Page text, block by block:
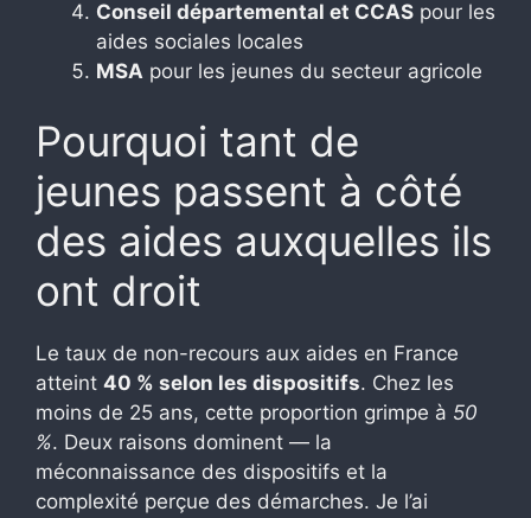
Conseil départemental et CCAS pour les
aides sociales locales
MSA pour les jeunes du secteur agricole
Pourquoi tant de
jeunes passent à côté
des aides auxquelles ils
ont droit
Le taux de non-recours aux aides en France
atteint 40 % selon les dispositifs. Chez les
moins de 25 ans, cette proportion grimpe à 50
%. Deux raisons dominent — la
méconnaissance des dispositifs et la
complexité perçue des démarches. Je l’ai